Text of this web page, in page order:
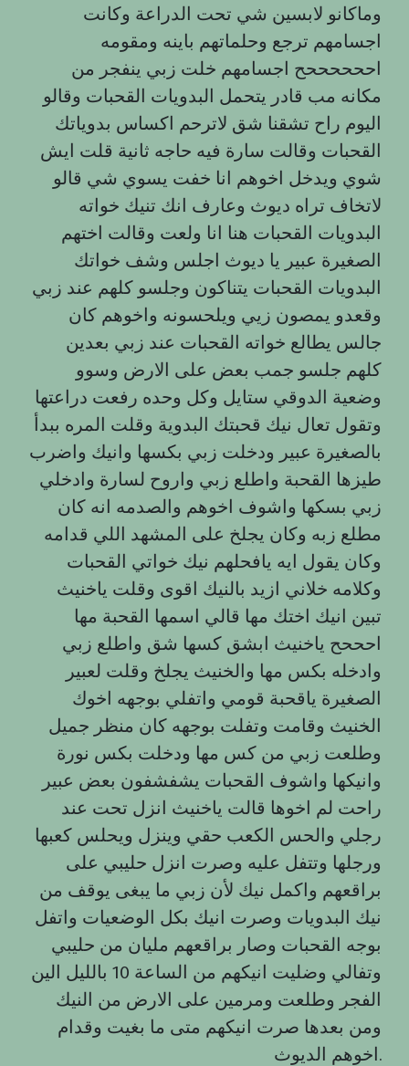
وماكانو لابسين شي تحت الدراعة وكانت
اجسامهم ترجع وحلماتهم باينه ومقومه
اححححححح اجسامهم خلت زبي ينفجر من
مكانه مب قادر يتحمل البدويات القحبات وقالو
اليوم راح تشقنا شق لاترحم اكساس بدوياتك
القحبات وقالت سارة فيه حاجه ثانية قلت ايش
شوي ويدخل اخوهم انا خفت يسوي شي قالو
لاتخاف تراه ديوث وعارف انك تنيك خواته
البدويات القحبات هنا انا ولعت وقالت اختهم
الصغيرة عبير يا ديوث اجلس وشف خواتك
البدويات القحبات يتناكون وجلسو كلهم عند زبي
وقعدو يمصون زيي ويلحسونه واخوهم كان
جالس يطالع خواته القحبات عند زبي بعدين
كلهم جلسو جمب بعض على الارض وسوو
وضعية الدوقي ستايل وكل وحده رفعت دراعتها
وتقول تعال نيك قحبتك البدوية وقلت المره ببدأ
بالصغيرة عبير ودخلت زبي بكسها وانيك واضرب
طيزها القحبة واطلع زبي واروح لسارة وادخلي
زبي بسكها واشوف اخوهم والصدمه انه كان
مطلع زبه وكان يجلخ على المشهد اللي قدامه
وكان يقول ايه يافحلهم نيك خواتي القحبات
وكلامه خلاني ازيد بالنيك اقوى وقلت ياخنيث
تبين انيك اختك مها قالي اسمها القحبة مها
احححح ياخنيث ابشق كسها شق واطلع زبي
وادخله بكس مها والخنيث يجلخ وقلت لعبير
الصغيرة ياقحبة قومي واتفلي بوجهه اخوك
الخنيث وقامت وتفلت بوجهه كان منظر جميل
وطلعت زبي من كس مها ودخلت بكس نورة
وانيكها واشوف القحبات يشفشفون بعض عبير
راحت لم اخوها قالت ياخنيث انزل تحت عند
رجلي والحس الكعب حقي وينزل ويحلس كعبها
ورجلها وتتفل عليه وصرت انزل حليبي على
براقعهم واكمل نيك لأن زبي ما يبغى يوقف من
نيك البدويات وصرت انيك بكل الوضعيات واتفل
بوجه القحبات وصار براقعهم مليان من حليبي
وتفالي وضليت انيكهم من الساعة 10 بالليل الين
الفجر وطلعت ومرمين على الارض من النيك
ومن بعدها صرت انيكهم متى ما بغيت وقدام
اخوهم الديوث.